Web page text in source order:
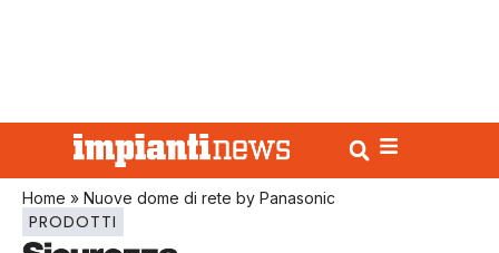
Home » Nuove dome di rete by Panasonic
PRODOTTI